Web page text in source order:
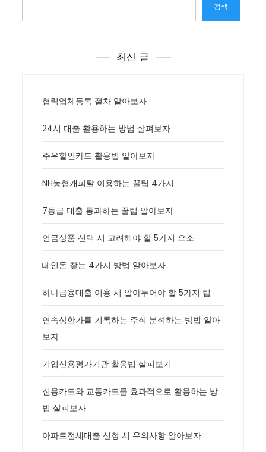
검색
최신 글
협력업체등록 절차 알아보자
24시 대출 활용하는 방법 살펴보자
주유할인카드 활용법 알아보자
NH농협캐피탈 이용하는 꿀팁 4가지
7등급 대출 통과하는 꿀팁 알아보자
연금상품 선택 시 고려해야 할 5가지 요소
떼인돈 찾는 4가지 방법 알아보자
하나금융대출 이용 시 알아두어야 할 5가지 팁
연속상한가를 기록하는 주식 분석하는 방법 알아
보자
기업신용평가기관 활용법 살펴보기
신용카드와 교통카드를 효과적으로 활용하는 방
법 살펴보자
아파트전세대출 신청 시 유의사항 알아보자